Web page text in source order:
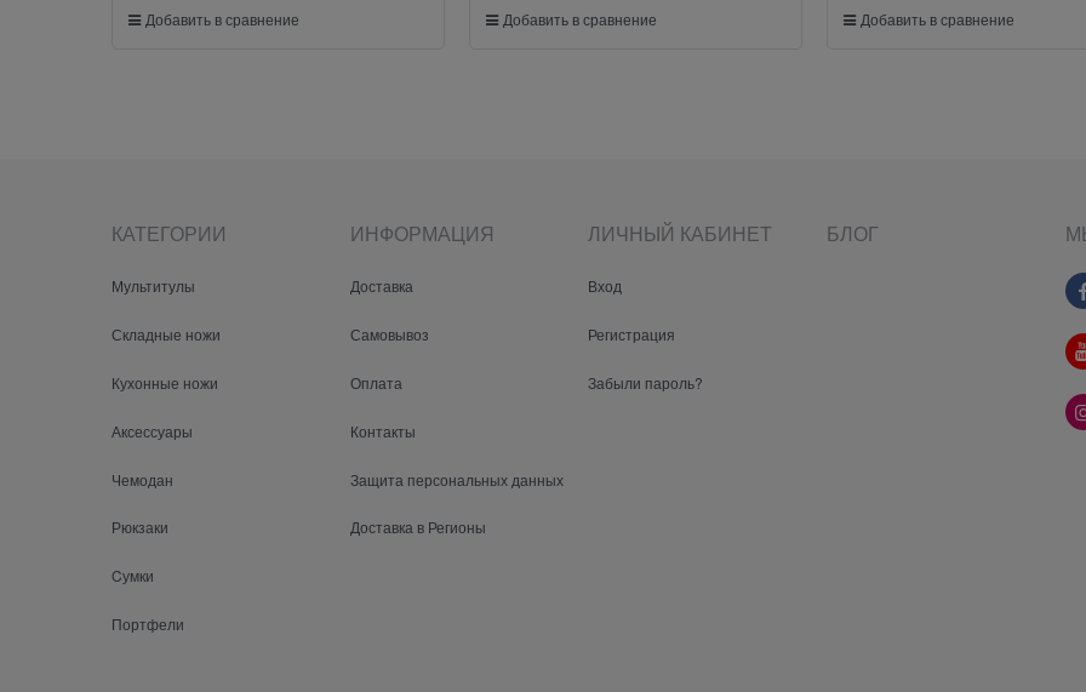
Добавить в сравнение Добавить в сравнение Добавить в сравнение
КАТЕГОРИИ
Мультитулы
Складные ножи
Кухонные ножи
Аксессуары
Чемодан
Рюкзаки
Cумки
Портфели
ИНФОРМАЦИЯ
Доставка
Самовывоз
Оплата
Контакты
Защита персональных данных
Доставка в Регионы
ЛИЧНЫЙ КАБИНЕТ
Вход
Регистрация
Забыли пароль?
БЛОГ